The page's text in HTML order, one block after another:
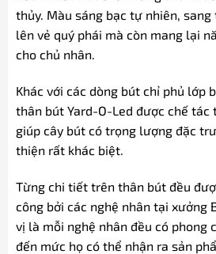
thủy. Màu sáng bạc tự nhiên,
lên vẻ quý phái mà còn mang lại
cho chủ nhân.
Khác với các dòng bút chỉ phủ lớp
thân bút Yard-O-Led được chế
giúp cây bút có trọng lượng đặc
thiện rất khác biệt.
Từng chi tiết trên thân bút đều
công bởi các nghệ nhân tại xưởng
vị là mỗi nghệ nhân đều có phong
đến mức họ có thể nhận ra sản